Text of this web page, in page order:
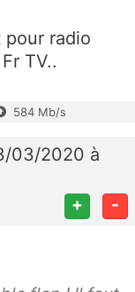
pour radio
TV..
584 Mb/s
03/2020 à
+ -